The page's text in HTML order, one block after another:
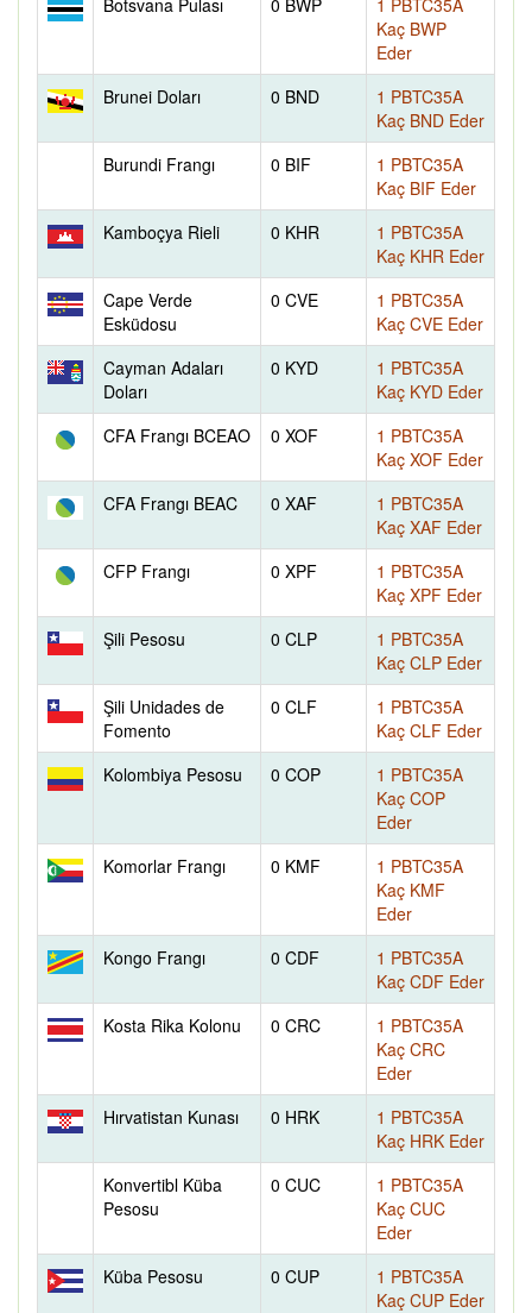
Botsvana Pulası
0 BWP
1 PBTC35A
Kaç BWP
Eder
Brunei Doları
0 BND
1 PBTC35A
Kaç BND Eder
Burundi Frangı
0 BIF
1 PBTC35A
Kaç BIF Eder
Kamboçya Rieli
0 KHR
1 PBTC35A
Kaç KHR Eder
Cape Verde
Esküdosu
0 CVE
1 PBTC35A
Kaç CVE Eder
Cayman Adaları
Doları
0 KYD
1 PBTC35A
Kaç KYD Eder
CFA Frangı BCEAO
0 XOF
1 PBTC35A
Kaç XOF Eder
CFA Frangı BEAC
0 XAF
1 PBTC35A
Kaç XAF Eder
CFP Frangı
0 XPF
1 PBTC35A
Kaç XPF Eder
Şili Pesosu
0 CLP
1 PBTC35A
Kaç CLP Eder
Şili Unidades de
Fomento
0 CLF
1 PBTC35A
Kaç CLF Eder
Kolombiya Pesosu
0 COP
1 PBTC35A
Kaç COP
Eder
Komorlar Frangı
0 KMF
1 PBTC35A
Kaç KMF
Eder
Kongo Frangı
0 CDF
1 PBTC35A
Kaç CDF Eder
Kosta Rika Kolonu
0 CRC
1 PBTC35A
Kaç CRC
Eder
Hırvatistan Kunası
0 HRK
1 PBTC35A
Kaç HRK Eder
Konvertibl Küba
Pesosu
0 CUC
1 PBTC35A
Kaç CUC
Eder
Küba Pesosu
0 CUP
1 PBTC35A
Kaç CUP Eder